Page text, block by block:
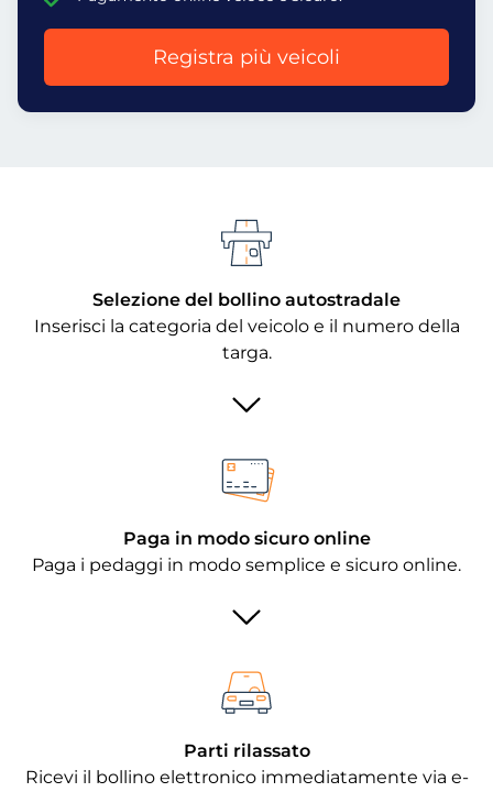
Registra più veicoli
Selezione del bollino autostradale
Inserisci la categoria del veicolo e il numero della
targa.
Paga in modo sicuro online
Paga i pedaggi in modo semplice e sicuro online.
Parti rilassato
Ricevi il bollino elettronico immediatamente via e-